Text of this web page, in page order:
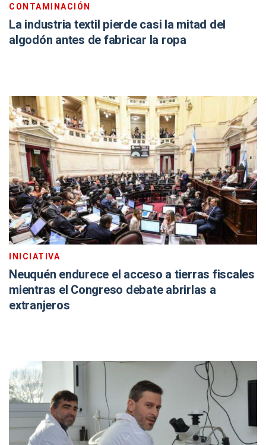
CONTAMINACIÓN
La industria textil pierde casi la mitad del
algodón antes de fabricar la ropa
INICIATIVA
Neuquén endurece el acceso a tierras fiscales
mientras el Congreso debate abrirlas a
extranjeros